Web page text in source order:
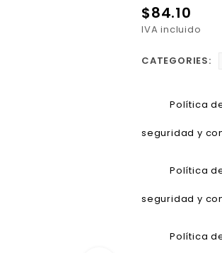
$84.10
IVA incluido
CATEGORIES:
Política
seguridad y
Política
seguridad y
Política